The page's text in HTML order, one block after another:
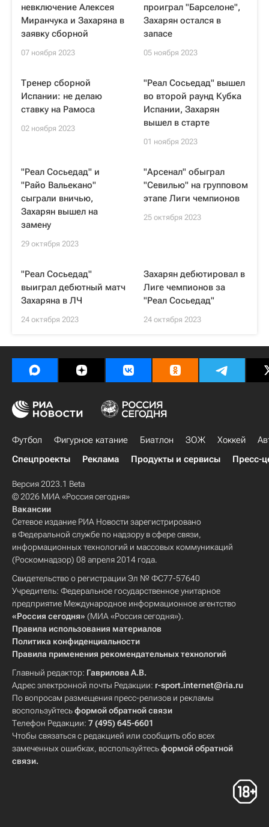
невключение Алексея
Миранчука и Захаряна в
заявку сборной
07 ноября 2023
проиграл "Барселоне",
Захарян остался в
запасе
05 ноября 2023
Тренер сборной
Испании: не делаю
ставку на Рамоса
02 ноября 2023
"Реал Сосьедад" вышел
во второй раунд Кубка
Испании, Захарян
вышел в старте
01 ноября 2023
"Реал Сосьедад" и
"Райо Вальекано"
сыграли вничью,
Захарян вышел на
замену
29 октября 2023
"Арсенал" обыграл
"Севилью" на групповом
этапе Лиги чемпионов
25 октября 2023
"Реал Сосьедад"
выиграл дебютный матч
Захаряна в ЛЧ
24 октября 2023
Захарян дебютировал в
Лиге чемпионов за
"Реал Сосьедад"
24 октября 2023
Футбол Фигурное катание Биатлон ЗОЖ Хоккей
Спецпроекты
Реклама Продукты и сервисы Пресс-
Версия 2023.1 Beta
© 2026 МИА «Россия сегодня»
Вакансии
Сетевое издание РИА Новости зарегистрировано
в Федеральной службе по надзору в сфере связи,
информационных технологий и массовых коммуникаций
(Роскомнадзор) 08 апреля 2014 года.
Свидетельство о регистрации Эл № ФС77-57640
Учредитель: Федеральное государственное унитарное
предприятие Международное информационное агентство
«Россия сегодня» (МИА «Россия сегодня»).
Правила использования материалов
Политика конфиденциальности
Правила применения рекомендательных технологий
Главный редактор: Гаврилова А.В.
Адрес электронной почты Редакции: r-sport.internet@ria.ru
По вопросам размещения пресс-релизов и рекламы
воспользуйтесьформой обратной связи
Телефон Редакции: 7 (495) 645-6601
Чтобы связаться с редакцией или сообщить обо всех
замеченных ошибках, воспользуйтесьформой обратной
связи.